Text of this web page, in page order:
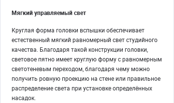
Мягкий управляемый свет
Круглая форма головки вспышки обеспечивает
естественный мягкий равномерный свет студийного
качества. Благодаря такой конструкции головки,
световое пятно имеет круглую форму с равномерным
светотеневым переходом, благодаря чему можно
получить ровную проекцию на стене или правильное
распределение света при установке определённых
насадок.